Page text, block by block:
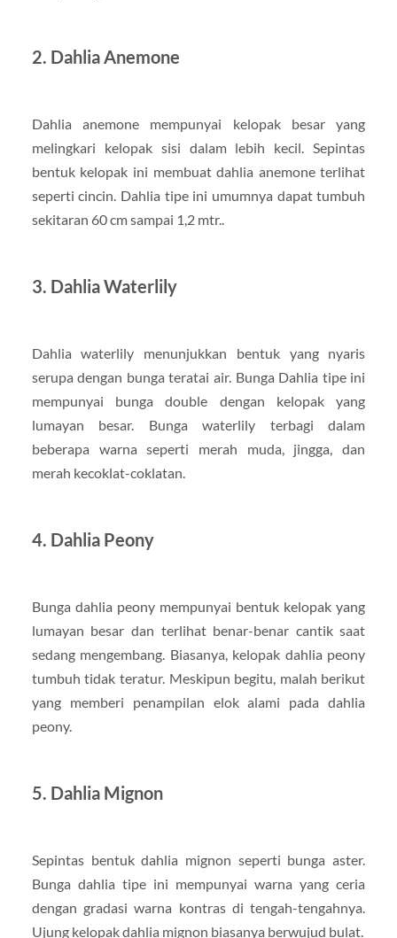
2. Dahlia Anemone
Dahlia anemone mempunyai kelopak besar yang
melingkari kelopak sisi dalam lebih kecil. Sepintas
bentuk kelopak ini membuat dahlia anemone terlihat
seperti cincin. Dahlia tipe ini umumnya dapat tumbuh
sekitaran 60 cm sampai 1,2 mtr..
3. Dahlia Waterlily
Dahlia waterlily menunjukkan bentuk yang nyaris
serupa dengan bunga teratai air. Bunga Dahlia tipe ini
mempunyai bunga double dengan kelopak yang
lumayan besar. Bunga waterlily terbagi dalam
beberapa warna seperti merah muda, jingga, dan
merah kecoklat-coklatan.
4. Dahlia Peony
Bunga dahlia peony mempunyai bentuk kelopak yang
lumayan besar dan terlihat benar-benar cantik saat
sedang mengembang. Biasanya, kelopak dahlia peony
tumbuh tidak teratur. Meskipun begitu, malah berikut
yang memberi penampilan elok alami pada dahlia
peony.
5. Dahlia Mignon
Sepintas bentuk dahlia mignon seperti bunga aster.
Bunga dahlia tipe ini mempunyai warna yang ceria
dengan gradasi warna kontras di tengah-tengahnya.
Ujung kelopak dahlia mignon biasanya berwujud bulat.